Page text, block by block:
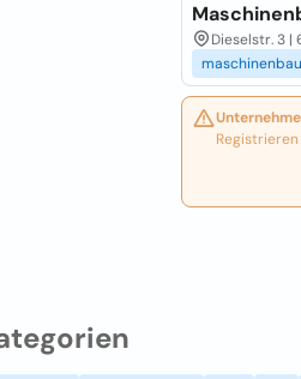
Dieselstr. 3 |
maschinenbau